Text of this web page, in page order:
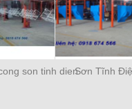
son tinh dienSơn Tĩnh